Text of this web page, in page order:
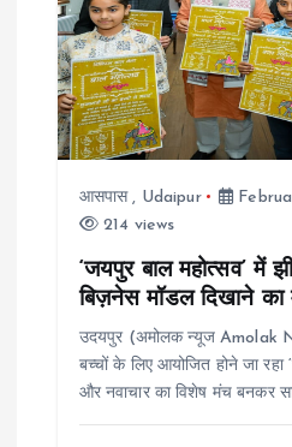
आसपास, Udaipur
214 views
‘जयपुर बाल महोत्सव’ में
बिज़नेस मॉडल दिखाने का
उदयपुर (अमोलक न्यूज Amolak
बच्चों के लिए आयोजित होने जा रहा
और नवाचार का विशेष मंच बनकर